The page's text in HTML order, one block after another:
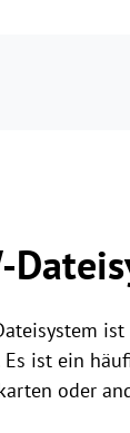
ist ein
oder